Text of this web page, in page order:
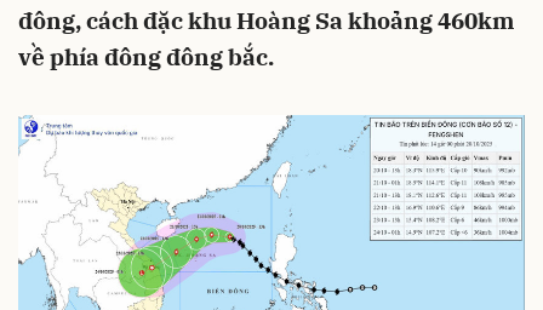
đông, cách đặc khu Hoàng Sa khoảng 460km
về phía đông đông bắc.